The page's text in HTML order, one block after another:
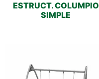
ESTRUCT. COLUMPIO
SIMPLE